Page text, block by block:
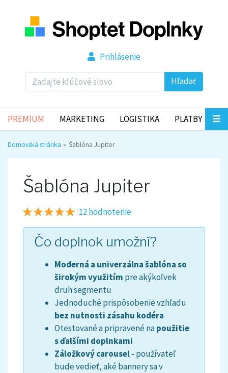
Hľadať
Prihlásenie
PREMIUM MARKETING LOGISTIKA PLATBY
Domovská stránka Šablóna Jupiter
Šablóna Jupiter
12 hodnotenie
Čo doplnok umožní?
Moderná a univerzálna šablóna so
širokým využitím pre akýkoľvek
druh segmentu
Jednoduché prispôsobenie vzhľadu
bez nutnosti zásahu kodéra
Otestované a pripravené napoužitie
s ďalšími doplnkami
Záložkový carousel- používateľ
bude vedieť, aké bannery sa v